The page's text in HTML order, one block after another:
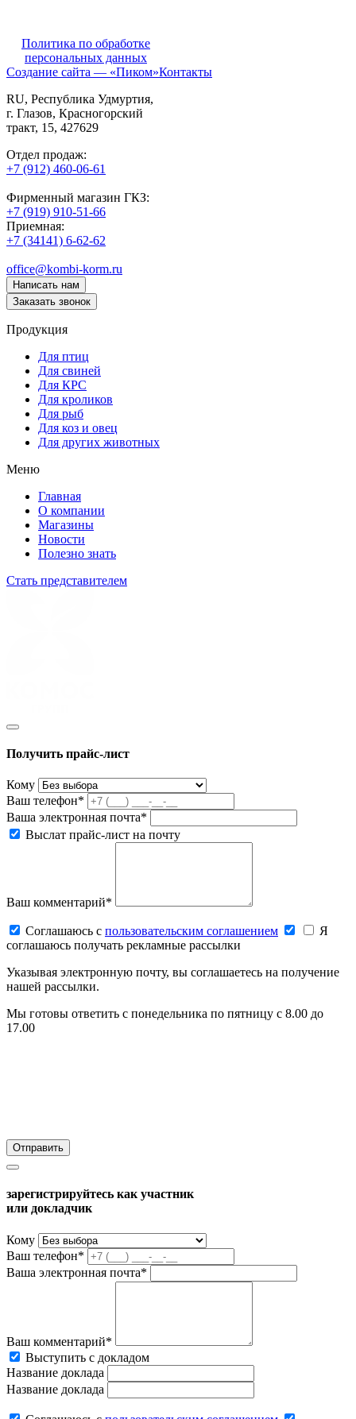
Политика по обработке
персональных данных
Создание сайта — «Пиком»Контакты
RU, Республика Удмуртия,
г. Глазов, Красногорский
тракт, 15, 427629
Отдел продаж:
+7 (912) 460-06-61
Фирменный магазин ГКЗ:
+7 (919) 910-51-66
Приемная:
+7 (34141) 6-62-62
office@kombi-korm.ru
Написать нам
Заказать звонок
Продукция
Для птиц
Для свиней
Для КРС
Для кроликов
Для рыб
Для коз и овец
Для других животных
Меню
Главная
О компании
Магазины
Новости
Полезно знать
Стать представителем
Получить прайс-лист
Кому
Ваш телефон*
Ваша электронная почта*
Выслат прайс-лист на почту
Ваш комментарий*
Соглашаюсь c пользовательским соглашением
Я
соглашаюсь получать рекламные рассылки
Указывая электронную почту, вы соглашаетесь на получение
нашей рассылки.
Мы готовы ответить с понедельника по пятницу с 8.00 до
17.00
зарегистрируйтесь как участник
или докладчик
Кому
Ваш телефон*
Ваша электронная почта*
Ваш комментарий*
Выступить с докладом
Название доклада
Название доклада